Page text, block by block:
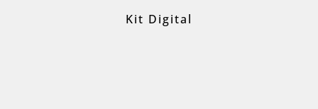
Kit Digital